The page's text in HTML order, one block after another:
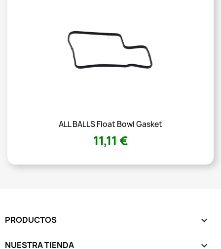
ALL BALLS Float Bowl Gasket
11,11 €
PRODUCTOS 
NUESTRA TIENDA 